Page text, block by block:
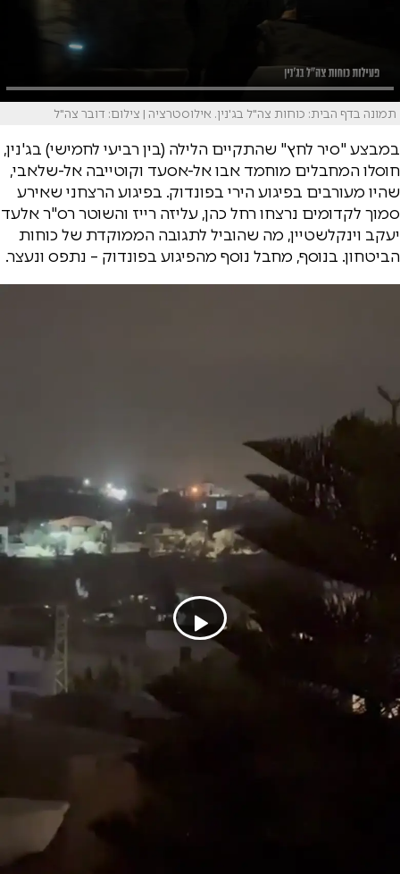
תמונה בדף הבית: כוחות צה"ל בג'נין. אילוסטרציה | צילום: דובר צה"ל
במבצע "סיר לחץ" שהתקיים הלילה (בין רביעי לחמישי) בג'נין,
חוסלו המחבלים מוחמד אבו אל-אסעד וקוטייבה אל-שלאבי,
שהיו מעורבים בפיגוע הירי בפונדוק. בפיגוע הרצחני שאירע
סמוך לקדומים נרצחו רחל כהן, עליזה רייז והשוטר רס"ר אלעד
יעקב וינקלשטיין, מה שהוביל לתגובה הממוקדת של כוחות
הביטחון. בנוסף, מחבל נוסף מהפיגוע בפונדוק – נתפס ונעצר.